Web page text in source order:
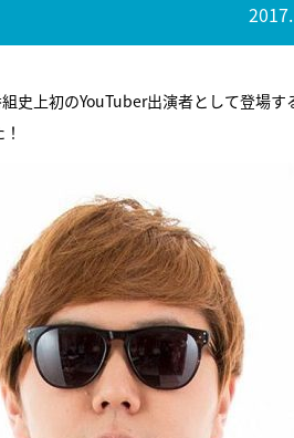
史上初のYouTuber出演者として登場す
『アイ＝ラブ！げー
E齋藤樹愛羅＆佐々
ビュー